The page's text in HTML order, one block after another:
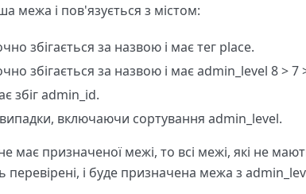
межа і пов'язується з містом:
збігається за назвою і має тег place.
збігається за назвою і має admin_level 8 > 7
збіг admin_id.
випадки, включаючи сортування admin_level.
має призначеної межі, то всі межі, які не
перевірені, і буде призначена межа з